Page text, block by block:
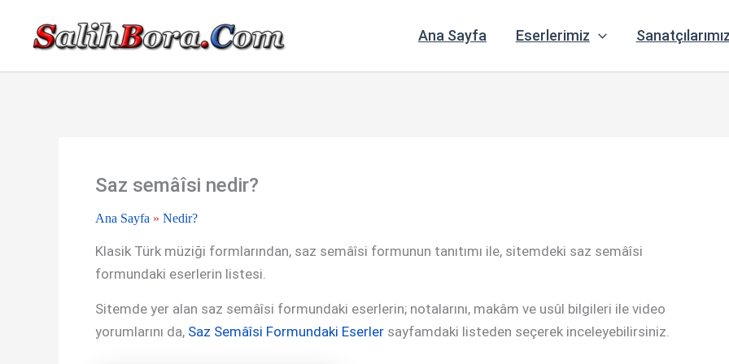
Ana Sayfa Eserlerimiz Sanatçılarımız
Saz semâîsi nedir?
Ana Sayfa » Nedir?
Klasik Türk müziği formlarından, saz semâîsi formunun tanıtımı ile, sitemdeki saz semâîsi
formundaki eserlerin listesi.
Sitemde yer alan saz semâîsi formundaki eserlerin; notalarını, makâm ve usûl bilgileri ile video
yorumlarını da, Saz Semâîsi Formundaki Eserler sayfamdaki listeden seçerek inceleyebilirsiniz.